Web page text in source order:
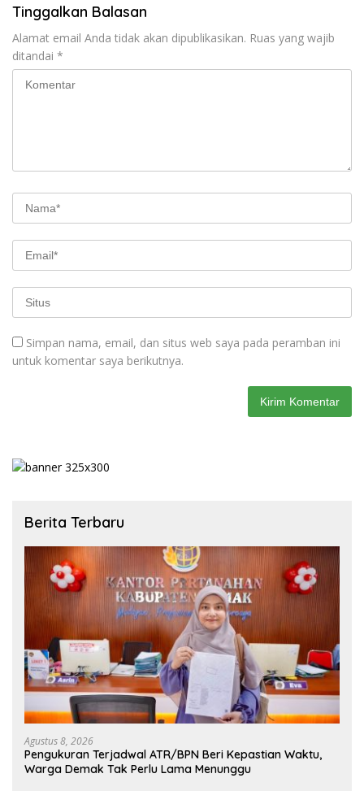
Tinggalkan Balasan
Alamat email Anda tidak akan dipublikasikan. Ruas yang wajib
ditandai *
Simpan nama, email, dan situs web saya pada peramban ini
untuk komentar saya berikutnya.
Berita Terbaru
Agustus 8, 2026
Pengukuran Terjadwal ATR/BPN Beri Kepastian Waktu,
Warga Demak Tak Perlu Lama Menunggu